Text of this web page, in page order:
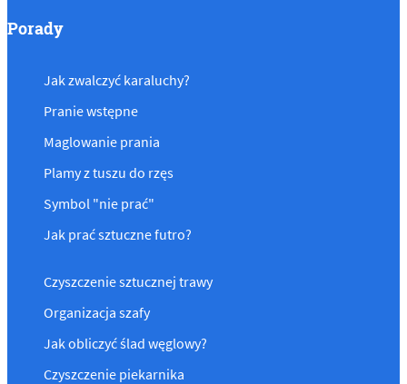
Porady
Jak zwalczyć karaluchy?
Pranie wstępne
Maglowanie prania
Plamy z tuszu do rzęs
Symbol "nie prać"
Jak prać sztuczne futro?
Czyszczenie sztucznej trawy
Organizacja szafy
Jak obliczyć ślad węglowy?
Czyszczenie piekarnika